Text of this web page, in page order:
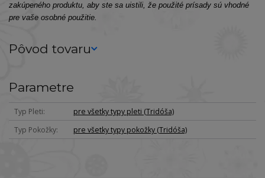
zakúpeného produktu, aby ste sa uistili, že použité prísady sú vhodné
pre vaše osobné použitie.
Pôvod tovaru
Parametre
Typ Pleti
pre všetky typy pleti (Tridóša)
Typ Pokožky
pre všetky typy pokožky (Tridóša)